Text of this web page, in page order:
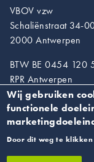
VBOV vzw
Schaliënstraat 34-
2000 Antwerpen
BTW BE 0454 120
RPR Antwerpen
T. 03/218.89.67
Wij gebruiken
functionele
Door dit weg te